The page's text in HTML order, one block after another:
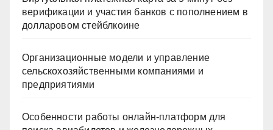
верификации и участия банков с пополнением в
долларовом стейблкоине
Организационные модели и управление
сельскохозяйственными компаниями и
предприятиями
Особенности работы онлайн-платформ для